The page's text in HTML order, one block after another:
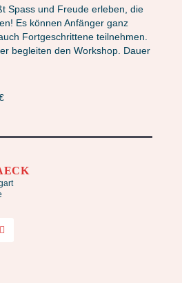
Spass und Freude erleben, die
Es können Anfänger ganz
Fortgeschrittene teilnehmen.
begleiten den Workshop. Dauer